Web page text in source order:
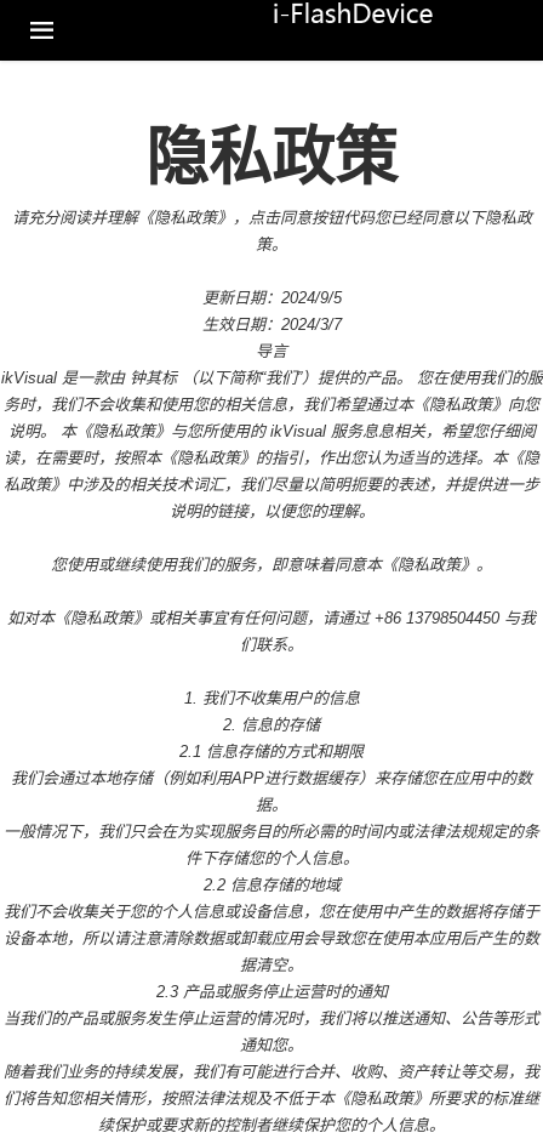
适配器 读卡器
隐私政策
请充分阅读并理解《隐私政策》，点击同意按钮代码您已经同意以下隐私政
策。
更新日期：2024/9/5
生效日期：2024/3/7
导言
ikVisual 是一款由 钟其标 （以下简称“我们”）提供的产品。 您在使用我们的服
务时，我们不会收集和使用您的相关信息，我们希望通过本《隐私政策》向您
说明。 本《隐私政策》与您所使用的 ikVisual 服务息息相关，希望您仔细阅
读，在需要时，按照本《隐私政策》的指引，作出您认为适当的选择。本《隐
私政策》中涉及的相关技术词汇，我们尽量以简明扼要的表述，并提供进一步
说明的链接，以便您的理解。
您使用或继续使用我们的服务，即意味着同意本《隐私政策》。
如对本《隐私政策》或相关事宜有任何问题，请通过 +86 13798504450 与我
们联系。
1. 我们不收集用户的信息
2. 信息的存储
2.1 信息存储的方式和期限
我们会通过本地存储（例如利用APP进行数据缓存）来存储您在应用中的数
据。
一般情况下，我们只会在为实现服务目的所必需的时间内或法律法规规定的条
件下存储您的个人信息。
2.2 信息存储的地域
我们不会收集关于您的个人信息或设备信息，您在使用中产生的数据将存储于
设备本地，所以请注意清除数据或卸载应用会导致您在使用本应用后产生的数
据清空。
2.3 产品或服务停止运营时的通知
当我们的产品或服务发生停止运营的情况时，我们将以推送通知、公告等形式
通知您。
随着我们业务的持续发展，我们有可能进行合并、收购、资产转让等交易，我
们将告知您相关情形，按照法律法规及不低于本《隐私政策》所要求的标准继
续保护或要求新的控制者继续保护您的个人信息。